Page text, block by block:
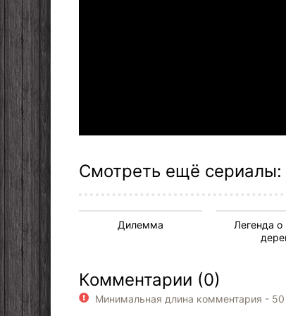
Смотреть ещё сериалы:
Дилемма
Легенда
Комментарии (0)
Минимальная длина комментария -